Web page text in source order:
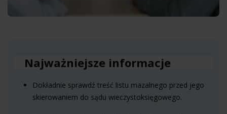
Najważniejsze informacje
Dokładnie sprawdź treść listu mazalnego przed jego
skierowaniem do sądu wieczystoksięgowego.